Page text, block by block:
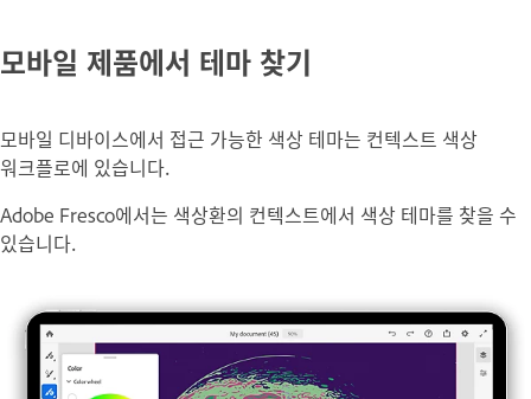
모바일 제품에서 테마 찾기
모바일 디바이스에서 접근 가능한 색상 테마는 컨텍스트 색상
워크플로에 있습니다.
Adobe Fresco에서는 색상환의 컨텍스트에서 색상 테마를 찾을 수
있습니다.